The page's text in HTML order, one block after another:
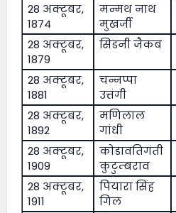
28 अक्टूबर,
1874
मन्मथ नाथ
मुखर्जी
28 अक्टूबर,
1879
सिडनी जैकब
28 अक्टूबर,
1881
चन्नप्पा
उत्तंगी
28 अक्टूबर,
1892
मणिलाल
गांधी
28 अक्टूबर,
1909
कोडावतिगंती
कुटुम्बराव
28 अक्टूबर,
1911
पियारा सिंह
गिल